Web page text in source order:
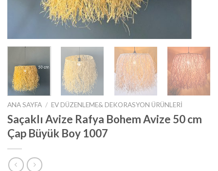
ANA SAYFA / EV DÜZENLEME& DEKORASYON ÜRÜNLERI
Saçaklı Avize Rafya Bohem Avize 50 cm
Çap Büyük Boy 1007